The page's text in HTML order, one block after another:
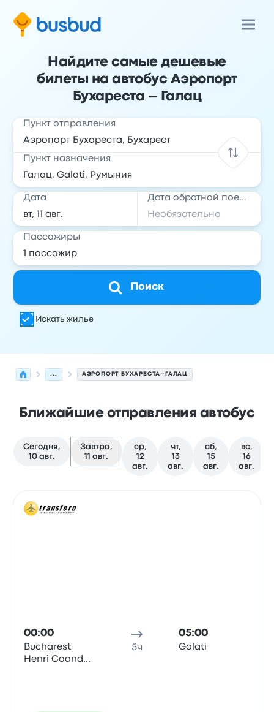
Найдите самые дешевые
билеты на автобус Аэропорт
Бухареста – Галац
Пункт отправления
Пункт назначения
Дата Дата обратной поездки
Пассажиры
Поиск
Искать жилье
... АЭРОПОРТ БУХАРЕСТА–ГАЛАЦ
Ближайшие отправления автобус
Сегодня,
10 авг.
Завтра,
11 авг.
ср,
12
авг.
чт,
13
авг.
сб,
15
авг.
вс,
16
авг.
00:00
Bucharest
Henri Coanda
5ч
05:00
Galati